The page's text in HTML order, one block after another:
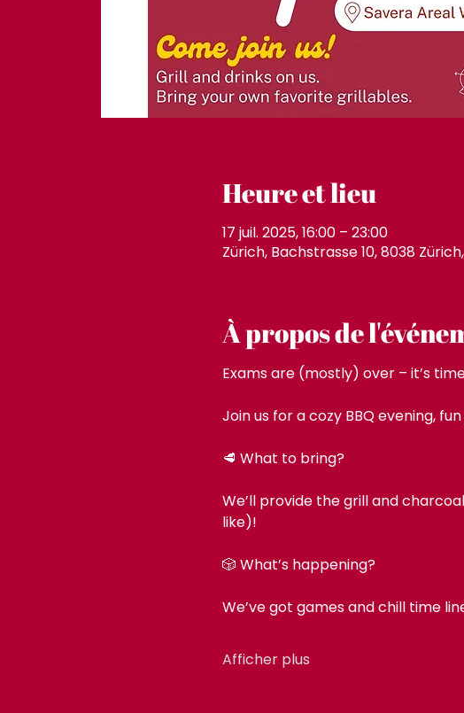
Heure et lieu
17 juil. 2025, 16:00 – 23:00
Zürich, Bachstrasse 10, 8038
À propos de
Exams are (mostly) over – it’s
Join us for a cozy BBQ evening,
🥩 What to bring?
We’ll provide the grill and
like)!
🎲 What’s happening?
We’ve got games and chill time
Afficher plus